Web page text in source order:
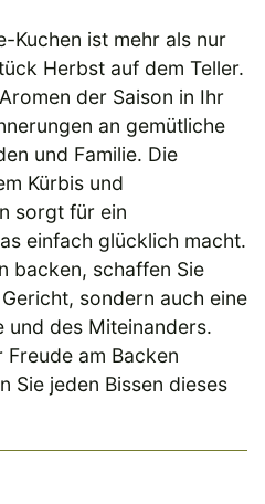
Kuchen ist mehr als nur
Herbst auf dem Teller.
der Saison in Ihr
an gemütliche
und Familie. Die
Kürbis und
sorgt für ein
einfach glücklich macht.
backen, schaffen Sie
sondern auch eine
und des Miteinanders.
Freude am Backen
Sie jeden Bissen dieses